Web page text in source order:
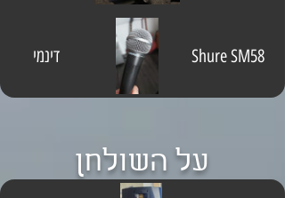
דינמי Shure SM58
על השולחן